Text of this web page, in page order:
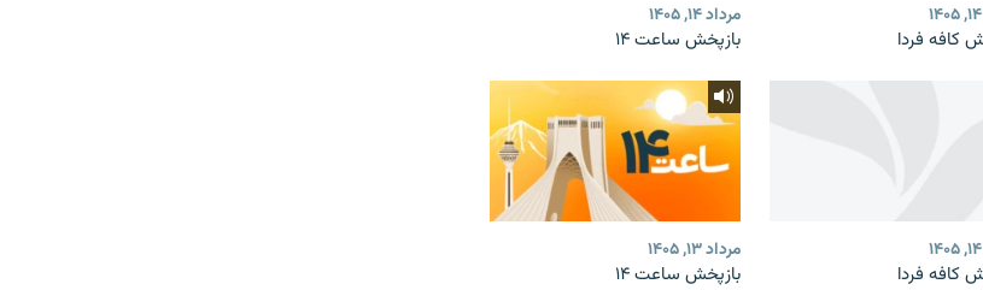
کافه فردا
مرداد ۱۴, ۱۴۰۵
بازپخش ساعت ۱۴
کافه فردا
مرداد ۱۳, ۱۴۰۵
بازپخش ساعت ۱۴